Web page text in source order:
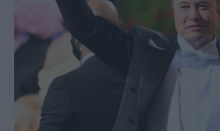
Υγεία + Διατροφή
Σχέσεις & Σεξ
Fitness
Woman Power